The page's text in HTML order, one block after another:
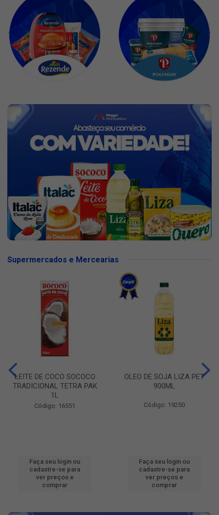
Supermercados e Mercearias
LEITE DE COCO SOCOCO
TRADICIONAL TETRA PAK
1L
Código: 16551
Faça seu login ou
cadastre-se para
ver preços e
comprar
OLEO DE SOJA LIZA PET
900ML
Código: 19250
Faça seu login ou
cadastre-se para
ver preços e
comprar